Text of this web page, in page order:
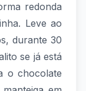
redonda
Leve ao
durante 30
se já está
o chocolate